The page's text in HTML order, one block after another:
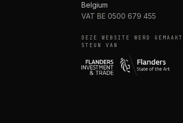
Belgium
VAT BE 0500 679 455
DEZE WEBSITE WERD
STEUN VAN